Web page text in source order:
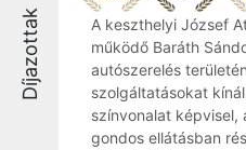
Díjazottak
A keszthelyi József
működő Baráth
autószerelés
szolgáltatásokat
színvonalat képvisel,
gondos ellátásban